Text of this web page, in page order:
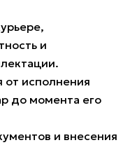
и
от исполнения
до момента его
и внесения